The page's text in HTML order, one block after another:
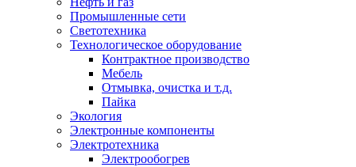
Промышленные сети
Светотехника
Технологическое оборудование
Контрактное производство
Мебель
Отмывка, очистка и т.д.
Пайка
Экология
Электронные компоненты
Электротехника
Электрообогрев